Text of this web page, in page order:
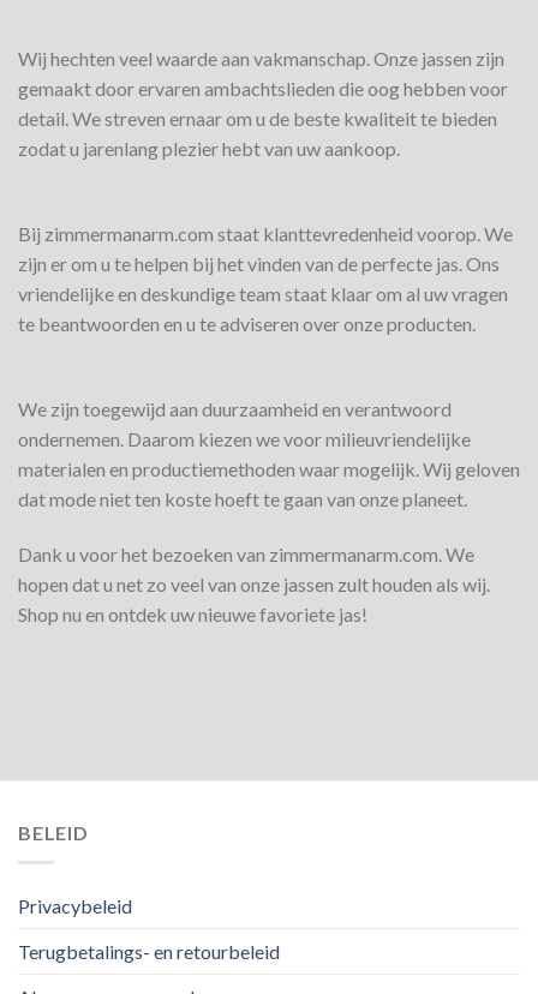
Wij hechten veel waarde aan vakmanschap. Onze jassen zijn
gemaakt door ervaren ambachtslieden die oog hebben voor
detail. We streven ernaar om u de beste kwaliteit te bieden
zodat u jarenlang plezier hebt van uw aankoop.
Bij zimmermanarm.com staat klanttevredenheid voorop. We
zijn er om u te helpen bij het vinden van de perfecte jas. Ons
vriendelijke en deskundige team staat klaar om al uw vragen
te beantwoorden en u te adviseren over onze producten.
We zijn toegewijd aan duurzaamheid en verantwoord
ondernemen. Daarom kiezen we voor milieuvriendelijke
materialen en productiemethoden waar mogelijk. Wij geloven
dat mode niet ten koste hoeft te gaan van onze planeet.
Dank u voor het bezoeken van zimmermanarm.com. We
hopen dat u net zo veel van onze jassen zult houden als wij.
Shop nu en ontdek uw nieuwe favoriete jas!
BELEID
Privacybeleid
Terugbetalings- en retourbeleid